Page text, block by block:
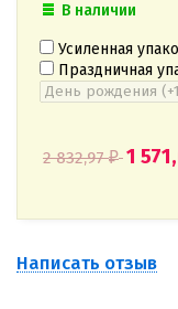
В наличии
Усиленная
Праздничная
2 832,97₽ 1
Написать отзыв